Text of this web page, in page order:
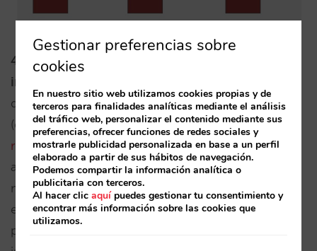
4.
Mantiene casi intacta su capacidad de
inversión y promoción
que invierte mucho en la ficha de cada hotel
(comoexplica en esta entrevista el director
regional en Italia – en italiano). No sólo eso: si por
algo destaca Booking.com es por su potentísima
maquinaria de marketing online. Sus anuncios se
extienden a todas las búsquedas, dispositivos,
plataformas, afiliados, metabuscadores e
Gestionar preferencias sobre
cookies
En nuestro sitio web utilizamos cookies propias y de
terceros para finalidades analíticas mediante el análisis
del tráfico web, personalizar el contenido mediante sus
preferencias, ofrecer funciones de redes sociales y
mostrarle publicidad personalizada en base a un perfil
elaborado a partir de sus hábitos de navegación.
Podemos compartir la información analítica o
publicitaria con terceros.
Al hacer clicaquípuedes gestionar tu consentimiento y
encontrar más información sobre las cookies que
utilizamos.